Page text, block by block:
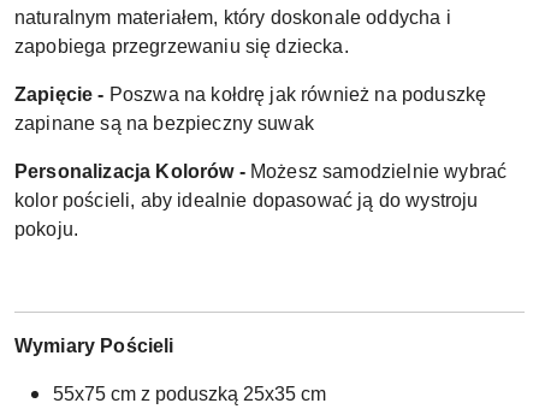
naturalnym materiałem, który doskonale oddycha i
zapobiega przegrzewaniu się dziecka.
Zapięcie - Poszwa na kołdrę jak również na poduszkę
zapinane są na bezpieczny suwak
Personalizacja Kolorów - Możesz samodzielnie wybrać
kolor pościeli, aby idealnie dopasować ją do wystroju
pokoju.
Wymiary Pościeli
55x75 cm z poduszką 25x35 cm